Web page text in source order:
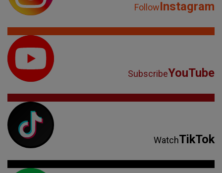
FollowInstagram
SubscribeYouTube
WatchTikTok